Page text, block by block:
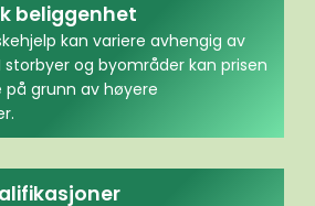
beliggenhet
kan variere avhengig av
storbyer og byområder kan prisen
grunn av høyere